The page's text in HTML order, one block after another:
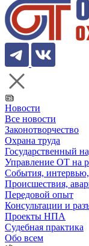
Новости
Все новости
Законотворчество
Охрана труда
Государственный
Управление ОТ на
События,
Происшествия,
Передовой опыт
Консультации и
Проекты НПА
Судебная практика
Обо всем